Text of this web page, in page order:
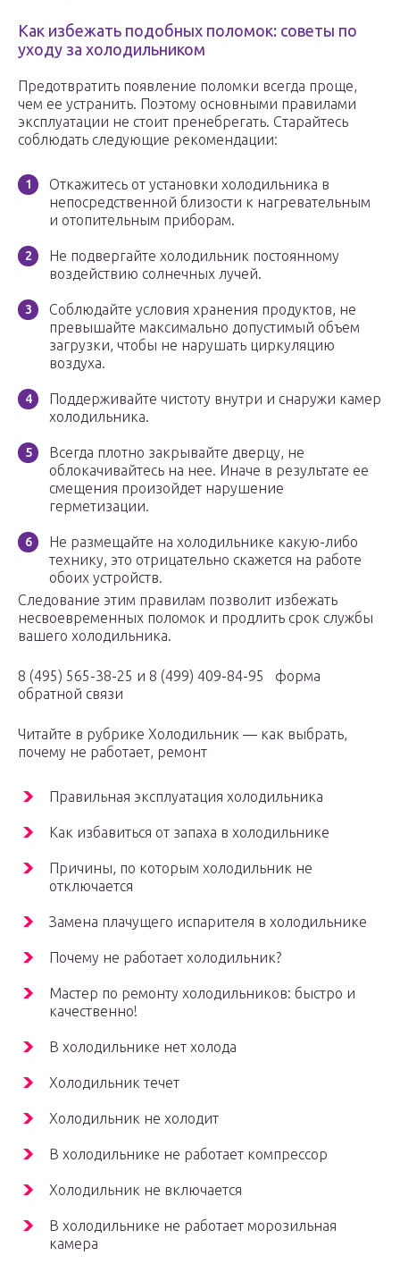
Как избежать подобных поломок: советы по
уходу за холодильником
Предотвратить появление поломки всегда проще,
чем ее устранить. Поэтому основными правилами
эксплуатации не стоит пренебрегать. Старайтесь
соблюдать следующие рекомендации:
Откажитесь от установки холодильника в
непосредственной близости к нагревательным
и отопительным приборам.
Не подвергайте холодильник постоянному
воздействию солнечных лучей.
Соблюдайте условия хранения продуктов, не
превышайте максимально допустимый объем
загрузки, чтобы не нарушать циркуляцию
воздуха.
Поддерживайте чистоту внутри и снаружи камер
холодильника.
Всегда плотно закрывайте дверцу, не
облокачивайтесь на нее. Иначе в результате ее
смещения произойдет нарушение
герметизации.
Не размещайте на холодильнике какую-либо
технику, это отрицательно скажется на работе
обоих устройств.
Следование этим правилам позволит избежать
несвоевременных поломок и продлить срок службы
вашего холодильника.
8 (495) 565-38-25 и 8 (499) 409-84-95 форма
обратной связи
Читайте в рубрике Холодильник — как выбрать,
почему не работает, ремонт
Правильная эксплуатация холодильника
Как избавиться от запаха в холодильнике
Причины, по которым холодильник не
отключается
Замена плачущего испарителя в холодильнике
Почему не работает холодильник?
Мастер по ремонту холодильников: быстро и
качественно!
В холодильнике нет холода
Холодильник течет
Холодильник не холодит
В холодильнике не работает компрессор
Холодильник не включается
В холодильнике не работает морозильная
камера